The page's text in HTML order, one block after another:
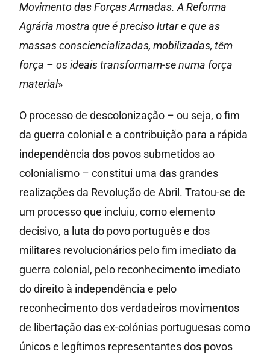
Movimento das Forças Armadas. A Reforma
Agrária mostra que é preciso lutar e que as
massas consciencializadas, mobilizadas, têm
força – os ideais transformam-se numa força
material»
O processo de descolonização – ou seja, o fim
da guerra colonial e a contribuição para a rápida
independência dos povos submetidos ao
colonialismo – constitui uma das grandes
realizações da Revolução de Abril. Tratou-se de
um processo que incluiu, como elemento
decisivo, a luta do povo português e dos
militares revolucionários pelo fim imediato da
guerra colonial, pelo reconhecimento imediato
do direito à independência e pelo
reconhecimento dos verdadeiros movimentos
de libertação das ex-colónias portuguesas como
únicos e legítimos representantes dos povos